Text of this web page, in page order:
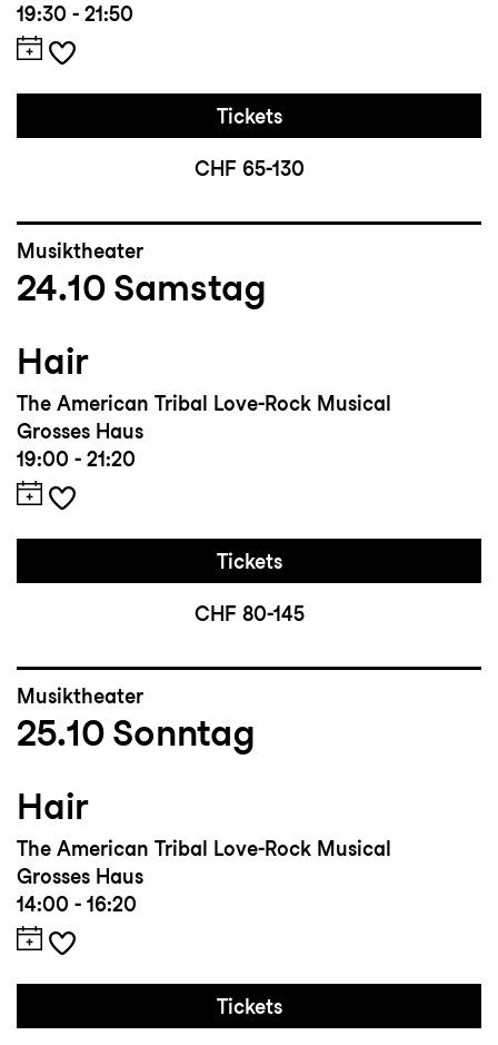
19:30 - 21:50
Tickets
CHF 65-130
Musiktheater
24.10 Samstag
Hair
The American Tribal Love-Rock Musical
Grosses Haus
19:00 - 21:20
Tickets
CHF 80-145
Musiktheater
25.10 Sonntag
Hair
The American Tribal Love-Rock Musical
Grosses Haus
14:00 - 16:20
Tickets